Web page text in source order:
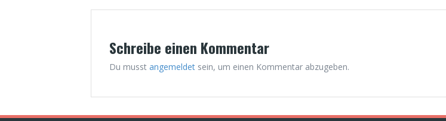
Schreibe einen Kommentar
Du musst angemeldet sein, um einen Kommentar abzugeben.